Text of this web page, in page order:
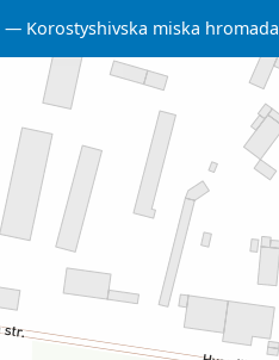
Korostyshivska miska hromada